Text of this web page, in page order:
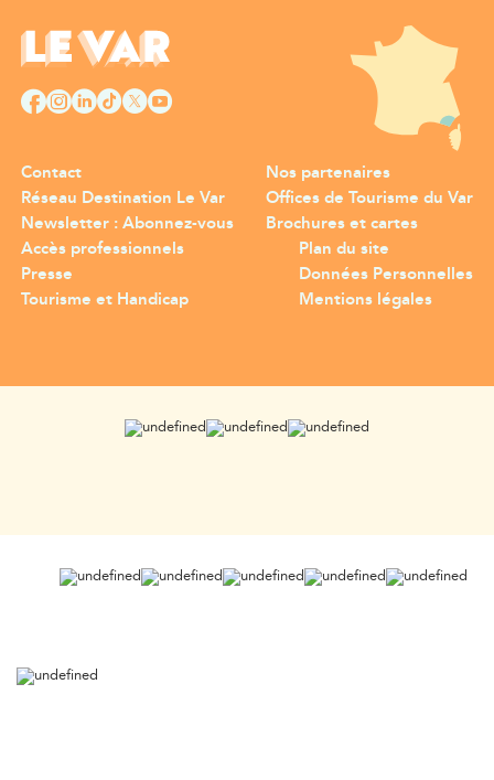
Contact
Réseau Destination Le Var
Newsletter : Abonnez-vous
Nos partenaires
Offices de Tourisme du Var
Brochures et cartes
Accès professionnels
Presse
Tourisme et Handicap
Plan du site
Données Personnelles
Mentions légales